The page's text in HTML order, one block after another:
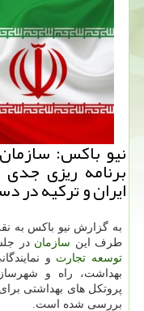
نیو باكس:
برنامه ریزی
ایران و تركیه در
به گزارش نیو باکس به
طرف این سازمان در
توسعه تجارت و
بهداشت، راه و
پروتکل های بهداشتی
بررسی شده است.